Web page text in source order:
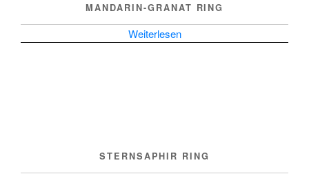
MANDARIN-GRANAT RING
Weiterlesen
STERNSAPHIR RING